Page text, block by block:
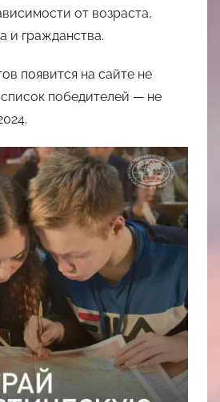
от возраста,
и гражданства.
появится на сайте не
победителей — не